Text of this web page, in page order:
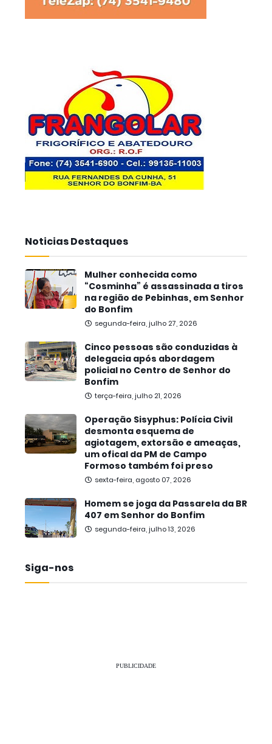
Noticias Destaques
Mulher conhecida como
“Cosminha” é assassinada a tiros
na região de Pebinhas, em Senhor
do Bonfim
segunda-feira, julho 27, 2026
Cinco pessoas são conduzidas à
delegacia após abordagem
policial no Centro de Senhor do
Bonfim
terça-feira, julho 21, 2026
Operação Sisyphus: Polícia Civil
desmonta esquema de
agiotagem, extorsão e ameaças,
um ofical da PM de Campo
Formoso também foi preso
sexta-feira, agosto 07, 2026
Homem se joga da Passarela da BR
407 em Senhor do Bonfim
segunda-feira, julho 13, 2026
Siga-nos
PUBLICIDADE